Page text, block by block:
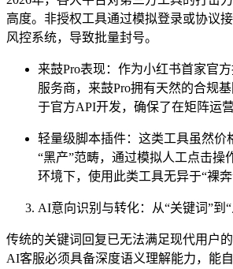
高度。非授权工具通过模拟登录或协议
风控系统，导致批量封号。
来鼓Pro表现：作为小红书首家官
服务商，来鼓Pro拥有天然的合规
于官方API开发，确保了在矩阵运
轻量级脚本插件：这类工具虽然价
“黑产”范畴，通过模拟人工点击操
环境下，使用此类工具无异于“裸奔
AI意向识别与转化：从“关键词”到
传统的关键词回复已无法满足现代用户
AI客服必须具备深度语义理解能力，能